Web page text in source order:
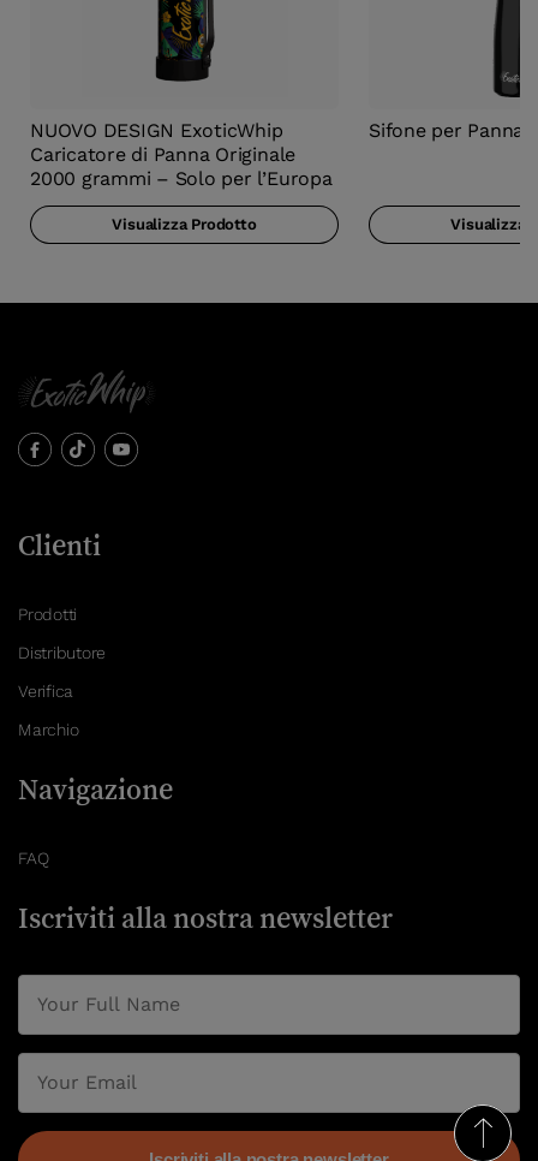
NUOVO DESIGN ExoticWhip
Caricatore di Panna Originale
2000 grammi – Solo per l’Europa
Visualizza Prodotto
Sifone per Panna
Visualizza
Clienti
Prodotti
Distributore
Verifica
Marchio
Navigazione
FAQ
Iscriviti alla nostra newsletter